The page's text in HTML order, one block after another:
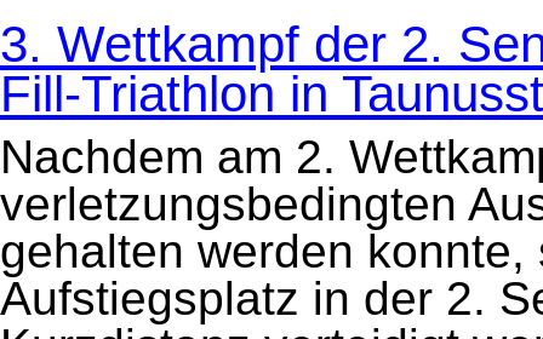
21.
Juni
in
Arheilgen
3. Wettkampf der 2.
Fill-Triathlon in
Nachdem am 2.
verletzungsbedingten
gehalten werden
Aufstiegsplatz in der 2.